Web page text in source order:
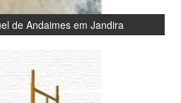
de Andaimes em Jandira